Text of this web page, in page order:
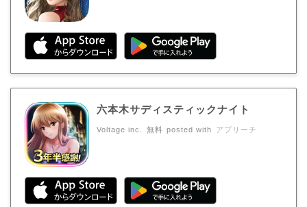
六本木サディスティックナイト
Voltage inc. 無料 posted with アプリーチ